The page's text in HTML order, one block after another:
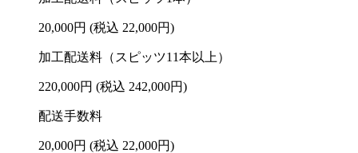
20,000円 (税込 22,000円)
加工配送料（スピッツ11本以上）
220,000円 (税込 242,000円)
配送手数料
20,000円 (税込 22,000円)